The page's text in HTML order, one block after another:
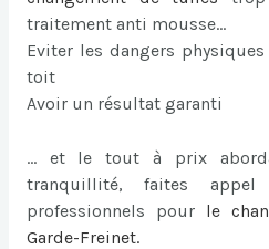
traitement anti mousse…
Eviter les dangers
toit
Avoir un résultat garanti
… et le tout à prix
tranquillité, faites
professionnels pour le
Garde-Freinet.